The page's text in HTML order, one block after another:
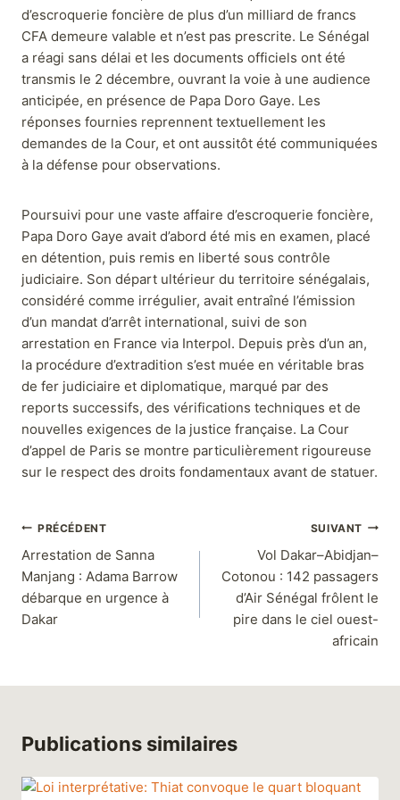
d’escroquerie foncière de plus d’un milliard de francs
CFA demeure valable et n’est pas prescrite. Le Sénégal
a réagi sans délai et les documents officiels ont été
transmis le 2 décembre, ouvrant la voie à une audience
anticipée, en présence de Papa Doro Gaye. Les
réponses fournies reprennent textuellement les
demandes de la Cour, et ont aussitôt été communiquées
à la défense pour observations.
Poursuivi pour une vaste affaire d’escroquerie foncière,
Papa Doro Gaye avait d’abord été mis en examen, placé
en détention, puis remis en liberté sous contrôle
judiciaire. Son départ ultérieur du territoire sénégalais,
considéré comme irrégulier, avait entraîné l’émission
d’un mandat d’arrêt international, suivi de son
arrestation en France via Interpol. Depuis près d’un an,
la procédure d’extradition s’est muée en véritable bras
de fer judiciaire et diplomatique, marqué par des
reports successifs, des vérifications techniques et de
nouvelles exigences de la justice française. La Cour
d’appel de Paris se montre particulièrement rigoureuse
sur le respect des droits fondamentaux avant de statuer.
PRÉCÉDENT
Arrestation de Sanna
Manjang : Adama Barrow
débarque en urgence à
Dakar
SUIVANT
Vol Dakar–Abidjan–
Cotonou : 142 passagers
d’Air Sénégal frôlent le
pire dans le ciel ouest-
africain
Publications similaires